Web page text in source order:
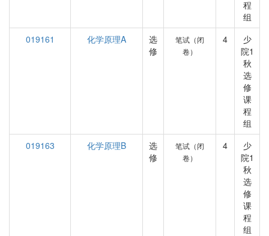
程
组
019161
化学原理A
选
修
笔试（闭
卷）
4
少
院1
秋
选
修
课
程
组
019163
化学原理B
选
修
笔试（闭
卷）
4
少
院1
秋
选
修
课
程
组